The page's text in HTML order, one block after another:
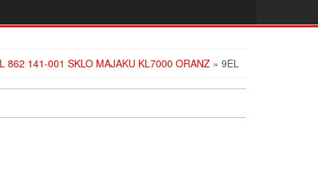
862 141-001 SKLO MAJAKU KL7000 ORANZ » 9EL